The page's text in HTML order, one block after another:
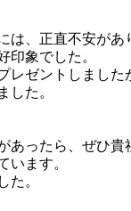
は、正直不安があ
印象でした。
レゼントしました
した。
あったら、ぜひ貴
います。
た。